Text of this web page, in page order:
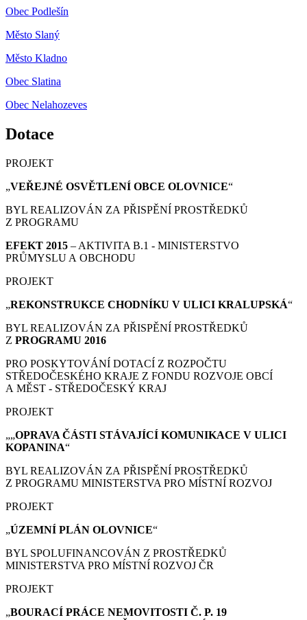
Obec Podlešín
Město Slaný
Město Kladno
Obec Slatina
Obec Nelahozeves
Dotace
PROJEKT
„VEŘEJNÉ OSVĚTLENÍ OBCE OLOVNICE“
BYL REALIZOVÁN ZA PŘISPĚNÍ PROSTŘEDKŮ
Z PROGRAMU
EFEKT 2015 – AKTIVITA B.1 - MINISTERSTVO
PRŮMYSLU A OBCHODU
PROJEKT
„REKONSTRUKCE CHODNÍKU V ULICI KRALUPSKÁ“
BYL REALIZOVÁN ZA PŘISPĚNÍ PROSTŘEDKŮ
Z PROGRAMU 2016
PRO POSKYTOVÁNÍ DOTACÍ Z ROZPOČTU
STŘEDOČESKÉHO KRAJE Z FONDU ROZVOJE OBCÍ
A MĚST - STŘEDOČESKÝ KRAJ
PROJEKT
„„OPRAVA ČÁSTI STÁVAJÍCÍ KOMUNIKACE V ULICI
KOPANINA“
BYL REALIZOVÁN ZA PŘISPĚNÍ PROSTŘEDKŮ
Z PROGRAMU MINISTERSTVA PRO MÍSTNÍ ROZVOJ
PROJEKT
„ÚZEMNÍ PLÁN OLOVNICE“
BYL SPOLUFINANCOVÁN Z PROSTŘEDKŮ
MINISTERSTVA PRO MÍSTNÍ ROZVOJ ČR
PROJEKT
„BOURACÍ PRÁCE NEMOVITOSTI Č. P. 19